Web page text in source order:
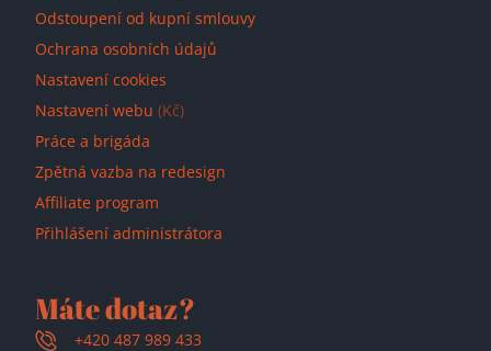
Odstoupení od kupní smlouvy
Ochrana osobních údajů
Nastavení cookies
Nastavení webu (Kč)
Práce a brigáda
Zpětná vazba na redesign
Affiliate program
Přihlášení administrátora
Máte dotaz?
+420 487 989 433